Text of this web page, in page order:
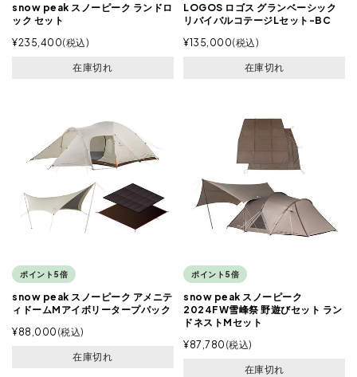
snow peak スノーピーク ランドロ
ック セット
¥235,400 税込
在庫切れ
LOGOS ロゴス グランベーシック
リバイバルコテージLセット-BC
¥135,000 税込
在庫切れ
ポイント5倍
snow peak スノーピーク アメニテ
ィドームMアイボリータープパック
¥88,000 税込
在庫切れ
ポイント5倍
snow peak スノーピーク
2024FW雪峰祭 野遊びセット ラン
ドネストMセット
¥87,780 税込
在庫切れ